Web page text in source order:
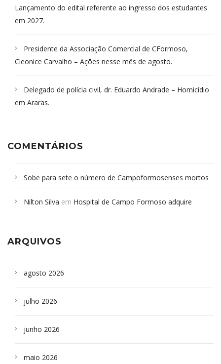
Lançamento do edital referente ao ingresso dos estudantes
em 2027.
Presidente da Associação Comercial de CFormoso,
Cleonice Carvalho – Ações nesse mês de agosto.
Delegado de polícia civil, dr. Eduardo Andrade – Homicídio
em Araras.
COMENTÁRIOS
Sobe para sete o número de Campoformosenses mortos
Campoformosenses que morreram em desabamentos são
Nilton Silva em Hospital de Campo Formoso adquire
ARQUIVOS
agosto 2026
julho 2026
junho 2026
maio 2026